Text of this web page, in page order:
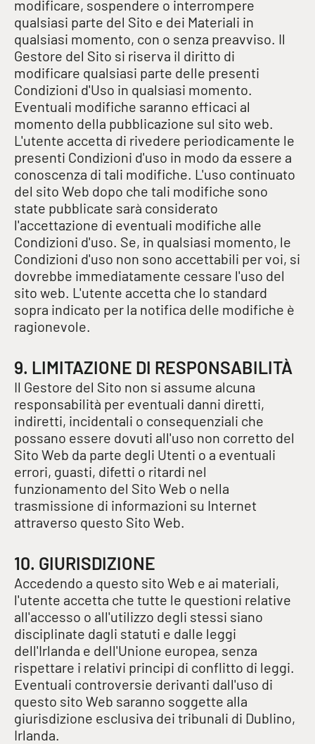
modificare, sospendere o interrompere
qualsiasi parte del Sito e dei Materiali in
qualsiasi momento, con o senza preavviso. Il
Gestore del Sito si riserva il diritto di
modificare qualsiasi parte delle presenti
Condizioni d'Uso in qualsiasi momento.
Eventuali modifiche saranno efficaci al
momento della pubblicazione sul sito web.
L'utente accetta di rivedere periodicamente le
presenti Condizioni d'uso in modo da essere a
conoscenza di tali modifiche. L'uso continuato
del sito Web dopo che tali modifiche sono
state pubblicate sarà considerato
l'accettazione di eventuali modifiche alle
Condizioni d'uso. Se, in qualsiasi momento, le
Condizioni d'uso non sono accettabili per voi, si
dovrebbe immediatamente cessare l'uso del
sito web. L'utente accetta che lo standard
sopra indicato per la notifica delle modifiche è
ragionevole.
9. LIMITAZIONE DI RESPONSABILITÀ
Il Gestore del Sito non si assume alcuna
responsabilità per eventuali danni diretti,
indiretti, incidentali o consequenziali che
possano essere dovuti all'uso non corretto del
Sito Web da parte degli Utenti o a eventuali
errori, guasti, difetti o ritardi nel
funzionamento del Sito Web o nella
trasmissione di informazioni su Internet
attraverso questo Sito Web.
10. GIURISDIZIONE
Accedendo a questo sito Web e ai materiali,
l'utente accetta che tutte le questioni relative
all'accesso o all'utilizzo degli stessi siano
disciplinate dagli statuti e dalle leggi
dell'Irlanda e dell'Unione europea, senza
rispettare i relativi principi di conflitto di leggi.
Eventuali controversie derivanti dall'uso di
questo sito Web saranno soggette alla
giurisdizione esclusiva dei tribunali di Dublino,
Irlanda.